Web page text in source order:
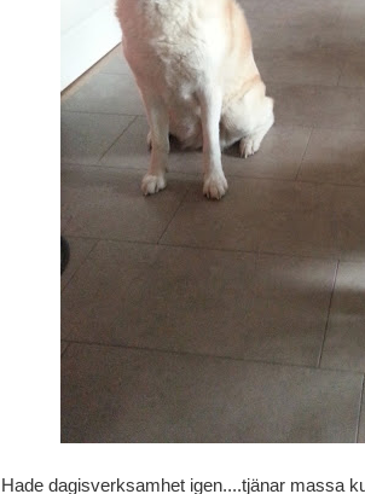
Hade dagisverksamhet igen....tjänar massa